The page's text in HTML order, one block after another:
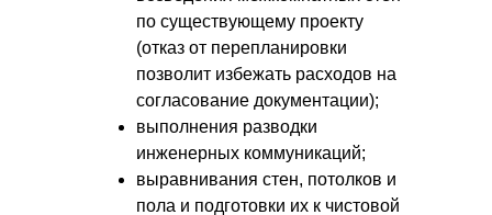
по существующему проекту
(отказ от перепланировки
позволит избежать расходов на
согласование документации);
выполнения разводки
инженерных коммуникаций;
выравнивания стен, потолков и
пола и подготовки их к чистовой